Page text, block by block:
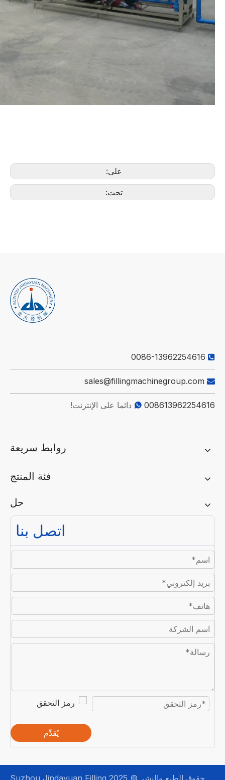
على:
تحت:

0086-13962254616

sales@fillingmachinegroup.com
 008613962254616 دائما على الإنترنت!
روابط سريعة
فئة المنتج
حل
اتصل بنا
يُقدِّم
حقوق الطبع والنشر © 2025 Suzhou Jindayuan Filling